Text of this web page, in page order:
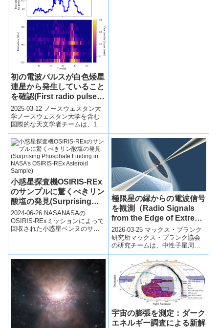
初の電波パルスが白色矮星
連星から発生していること
を確認(First radio pulses
traced to dead-star
binary)
2025-03-12 ノースウェスタン大
学​ノースウェスタン大学を含む
国際的な天文学者チームは、10
年前から観測されていた2時間ご
とに発生する謎の電波放射の原
因...
小惑星探査機OSIRIS-REx
のサンプルに驚くべきリン
酸塩の発見(Surprising
Phosphate Finding in
NASA’s OSIRIS-REx
Asteroid Sample)
2024-06-26 NASANASAの
OSIRIS-RExミッションによって
回収された小惑星ベンヌのサン
極限星の縁からの電波信号
を観測（Radio Signals
from the Edge of Extreme
Stars）
2026-03-25 マックス・プランク
研究所マックス・プランク協会
の研究チームは、中性子星周辺
で発生する強力な電波信号の起
源を解明する新たな手がかりを
示した。...
宇宙の膨張を測定：ダーク
エネルギー調査による新解